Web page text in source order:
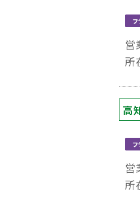
営
所
高
営
所